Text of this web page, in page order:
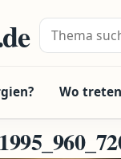
Suche
Wo